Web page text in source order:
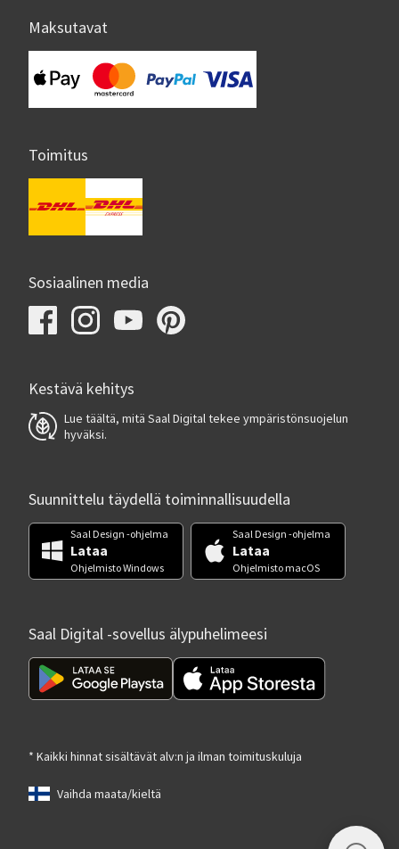
Maksutavat
Toimitus
Sosiaalinen media
Kestävä kehitys
Lue täältä, mitä Saal Digital tekee ympäristönsuojelun
hyväksi.
Suunnittelu täydellä toiminnallisuudella
Saal Design -ohjelma
Lataa
Ohjelmisto Windows
Saal Design -ohjelma
Lataa
Ohjelmisto macOS
Saal Digital -sovellus älypuhelimeesi
* Kaikki hinnat sisältävät alv:n ja ilman toimituskuluja
Vaihda maata/kieltä